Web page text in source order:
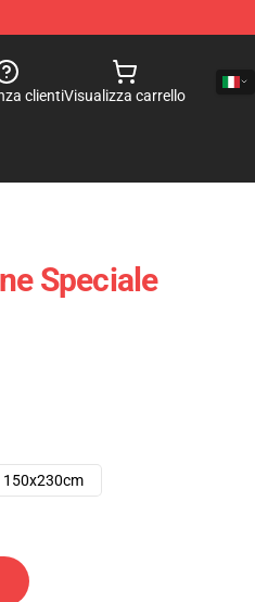
clientiVisualizza carrello
Speciale
150x230cm